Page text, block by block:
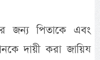
জন্য পিতাকে এবং
দায়ী করা জায়িয